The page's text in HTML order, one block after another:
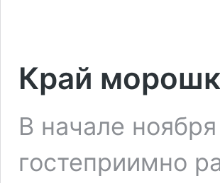
Край
В начале
гостеприимно